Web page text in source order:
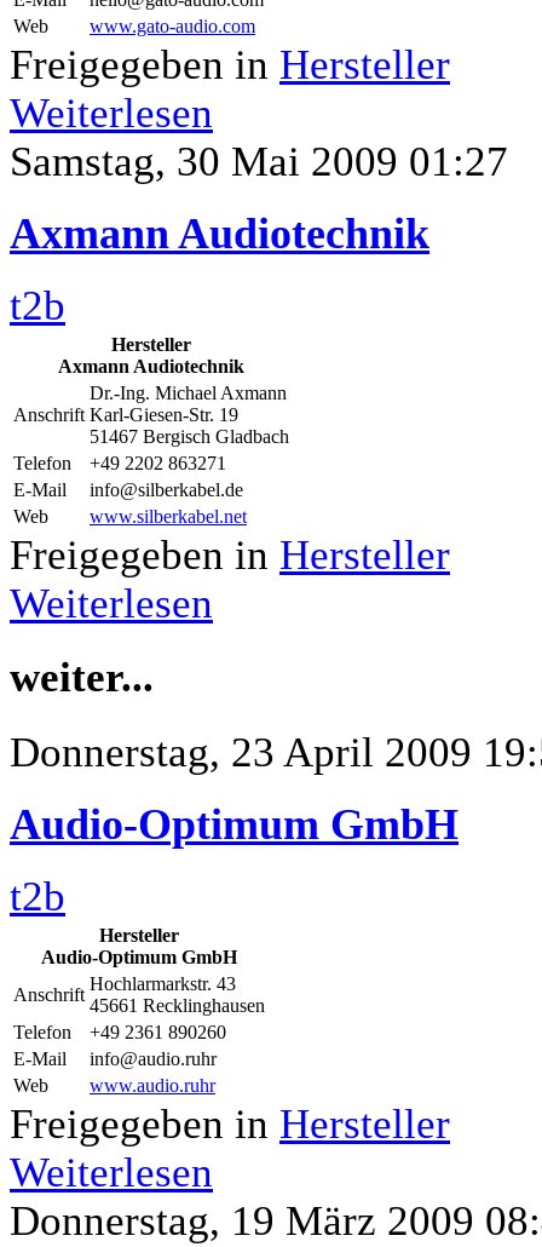
Web
www.gato-audio.com
Freigegeben in Hersteller
Weiterlesen
Samstag, 30 Mai 2009 01:27
Axmann Audiotechnik
t2b
Hersteller
Axmann Audiotechnik
Anschrift
Dr.-Ing. Michael Axmann
Karl-Giesen-Str. 19
51467 Bergisch Gladbach
Telefon
+49 2202 863271
E-Mail
info@silberkabel.de
Web
www.silberkabel.net
Freigegeben in Hersteller
Weiterlesen
weiter...
Donnerstag, 23 April 2009
Audio-Optimum GmbH
t2b
Hersteller
Audio-Optimum GmbH
Anschrift
Hochlarmarkstr. 43
45661 Recklinghausen
Telefon
+49 2361 890260
E-Mail
info@audio.ruhr
Web
www.audio.ruhr
Freigegeben in Hersteller
Weiterlesen
Donnerstag, 19 März 2009